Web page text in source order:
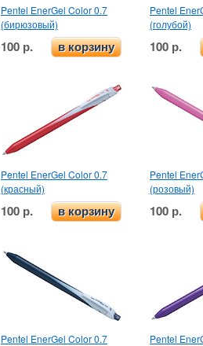
Pentel EnerGel Color 0.7
(бирюзовый)
100 р. в корзину
Pentel
(голубой)
100 р.
Pentel EnerGel Color 0.7
(красный)
100 р. в корзину
Pentel
(розовый)
100 р.
Pentel EnerGel Color 0.7
Pentel